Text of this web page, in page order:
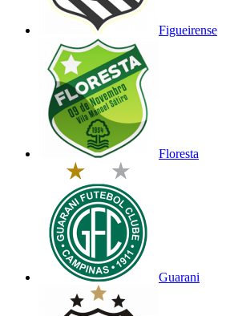
Figueirense
Floresta
Guarani